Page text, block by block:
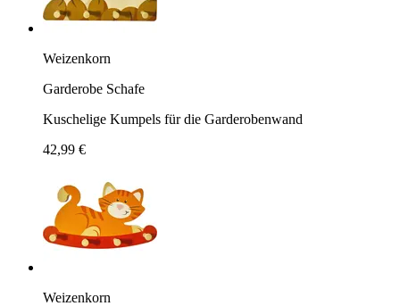
Weizenkorn
Garderobe Schafe
Kuschelige Kumpels für die Garderobenwand
42,99 €
Weizenkorn